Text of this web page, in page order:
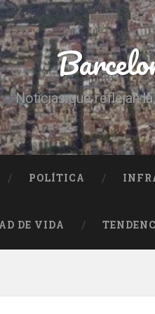
Noticias que reflejan
POLÍTICA
DE VIDA